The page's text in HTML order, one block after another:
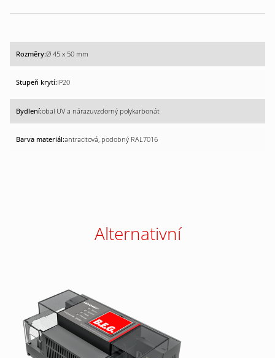
Ø 45 x 50 mm
IP20
obal UV a nárazuvzdorný polykarbonát
antracitová, podobný RAL7016
Alternativní